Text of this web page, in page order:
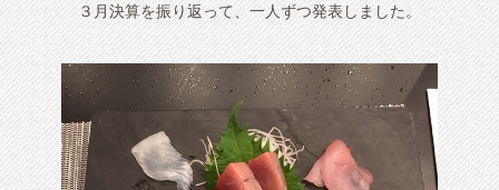
３月決算を振り返って、一人ずつ発表しました。